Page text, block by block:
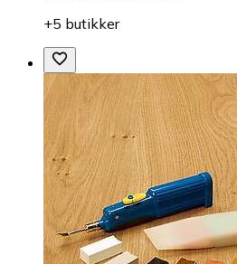
+5 butikker